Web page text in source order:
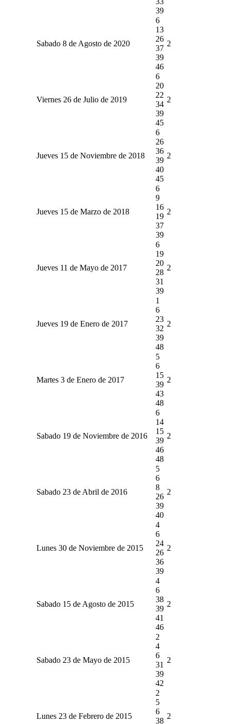
39
Sabado 8 de Agosto de 2020
6
13
26
37
39
46
2
Viernes 26 de Julio de 2019
6
20
22
34
39
45
2
Jueves 15 de Noviembre de 2018
6
26
36
39
40
45
2
Jueves 15 de Marzo de 2018
6
9
16
19
37
39
2
Jueves 11 de Mayo de 2017
6
19
20
28
31
39
2
Jueves 19 de Enero de 2017
1
6
23
32
39
48
2
Martes 3 de Enero de 2017
5
6
15
39
43
48
2
Sabado 19 de Noviembre de 2016
6
14
15
39
46
48
2
Sabado 23 de Abril de 2016
5
6
8
26
39
40
2
Lunes 30 de Noviembre de 2015
4
6
24
26
36
39
2
Sabado 15 de Agosto de 2015
4
6
38
39
41
46
2
Sabado 23 de Mayo de 2015
2
4
6
31
39
42
2
Lunes 23 de Febrero de 2015
2
5
6
38
2